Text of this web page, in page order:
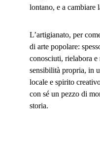
lontano, e a cambiare
L’artigianato, per
di arte popolare:
conosciuti, rielabora e
sensibilità propria, in
locale e spirito
con sé un pezzo di
storia.